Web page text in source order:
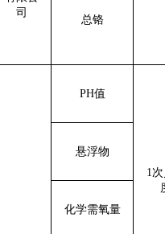
司
总铬
PH值
1 次
悬浮物
化学需氧量